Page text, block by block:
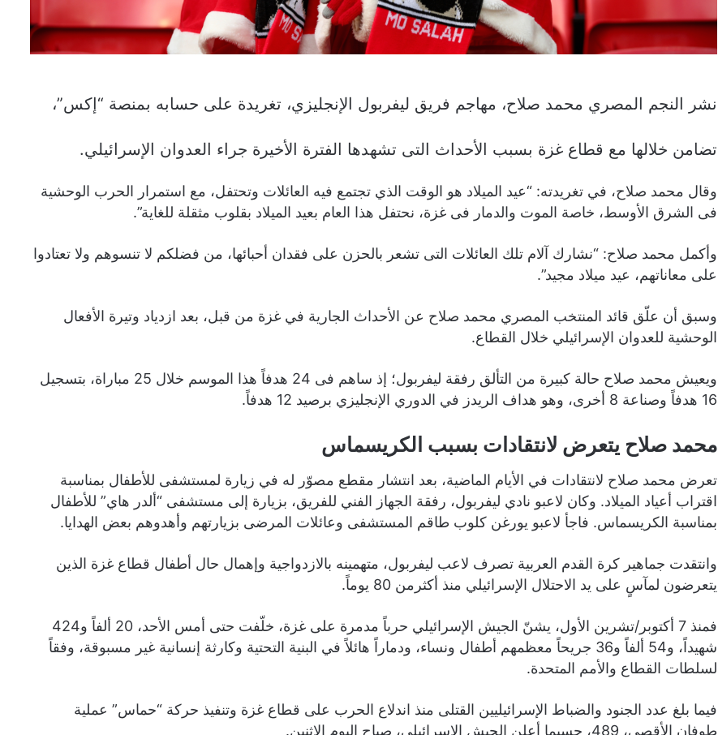
نشر النجم المصري محمد صلاح، مهاجم فريق ليفربول الإنجليزي، تغريدة على حسابه بمنصة “إكس”،
تضامن خلالها مع قطاع غزة بسبب الأحداث التى تشهدها الفترة الأخيرة جراء العدوان الإسرائيلي.
وقال محمد صلاح، في تغريدته: “عيد الميلاد هو الوقت الذي تجتمع فيه العائلات وتحتفل، مع استمرار الحرب الوحشية
فى الشرق الأوسط، خاصة الموت والدمار فى غزة، نحتفل هذا العام بعيد الميلاد بقلوب مثقلة للغاية”.
وأكمل محمد صلاح: “نشارك آلام تلك العائلات التى تشعر بالحزن على فقدان أحبائها، من فضلكم لا تنسوهم ولا تعتادوا
على معاناتهم، عيد ميلاد مجيد”.
وسبق أن علّق قائد المنتخب المصري محمد صلاح عن الأحداث الجارية في غزة من قبل، بعد ازدياد وتيرة الأفعال
الوحشية للعدوان الإسرائيلي خلال القطاع.
ويعيش محمد صلاح حالة كبيرة من التألق رفقة ليفربول؛ إذ ساهم فى 24 هدفاً هذا الموسم خلال 25 مباراة، بتسجيل
16 هدفاً وصناعة 8 أخرى، وهو هداف الريدز في الدوري الإنجليزي برصيد 12 هدفاً.
محمد صلاح يتعرض لانتقادات بسبب الكريسماس
تعرض محمد صلاح لانتقادات في الأيام الماضية، بعد انتشار مقطع مصوّر له في زيارة لمستشفى للأطفال بمناسبة
اقتراب أعياد الميلاد. وكان لاعبو نادي ليفربول، رفقة الجهاز الفني للفريق، بزيارة إلى مستشفى “ألدر هاي” للأطفال
بمناسبة الكريسماس. فاجأ لاعبو يورغن كلوب طاقم المستشفى وعائلات المرضى بزيارتهم وأهدوهم بعض الهدايا.
وانتقدت جماهير كرة القدم العربية تصرف لاعب ليفربول، متهمينه بالازدواجية وإهمال حال أطفال قطاع غزة الذين
يتعرضون لمآسٍ على يد الاحتلال الإسرائيلي منذ أكثرمن 80 يوماً.
فمنذ 7 أكتوبر/تشرين الأول، يشنّ الجيش الإسرائيلي حرباً مدمرة على غزة، خلّفت حتى أمس الأحد، 20 ألفاً و424
شهيداً، و54 ألفاً و36 جريحاً معظمهم أطفال ونساء، ودماراً هائلاً في البنية التحتية وكارثة إنسانية غير مسبوقة، وفقاً
لسلطات القطاع والأمم المتحدة.​​​​​​​
فيما بلغ عدد الجنود والضباط الإسرائيليين القتلى منذ اندلاع الحرب على قطاع غزة وتنفيذ حركة “حماس” عملية
طوفان الأقصى، 489، حسبما أعلن الجيش الإسرائيلي، صباح اليوم الإثنين.